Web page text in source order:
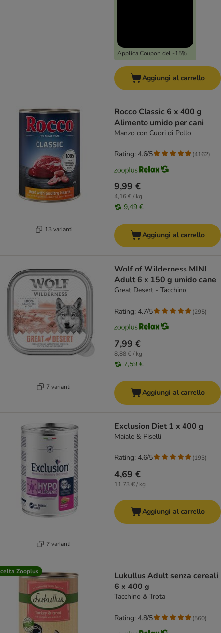
Applica Coupon del -15%
Aggiungi al carrello
13 varianti
Rocco Classic 6 x 400 g
Alimento umido per cani
Manzo con Cuori di Pollo
9,99 €
4,16 € / kg
9,49 €
Rating: 4.6/5 (4162)
Aggiungi al carrello
7 varianti
Wolf of Wilderness MINI
Adult 6 x 150 g umido cane
Great Desert - Tacchino
7,99 €
8,88 € / kg
7,59 €
Rating: 4.7/5 (295)
Aggiungi al carrello
7 varianti
Exclusion Diet 1 x 400 g
Maiale & Piselli
4,69 €
11,73 € / kg
Rating: 4.6/5 (193)
Aggiungi al carrello
Zooplus
Lukullus Adult senza cereali
6 x 400 g
Tacchino & Trota
Rating: 4.8/5 (560)